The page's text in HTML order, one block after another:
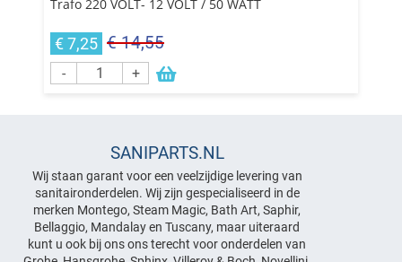
Trafo 220 VOLT- 12 VOLT / 50 WATT
€ 7,25 € 14,55
- +
SANIPARTS.NL
Wij staan garant voor een veelzijdige levering van
sanitaironderdelen. Wij zijn gespecialiseerd in de
merken Montego, Steam Magic, Bath Art, Saphir,
Bellaggio, Mandalay en Tuscany, maar uiteraard
kunt u ook bij ons ons terecht voor onderdelen van